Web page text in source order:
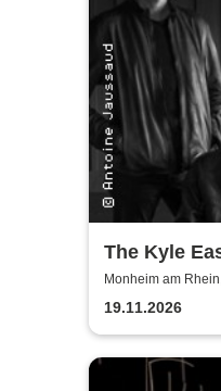
The Kyle
Quintet
Monheim am
19.11.2026